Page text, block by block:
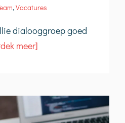
,Vacatures
dialooggroep goed
meer]